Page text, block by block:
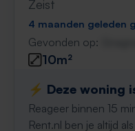
Zeist
4 maanden geleden
Gevonden op:
10m²
⚡️ Deze woning
Reageer binnen 15
Rent.nl ben je altijd